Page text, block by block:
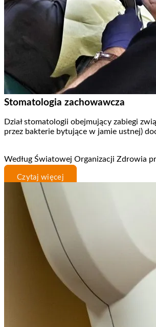
Stomatologia zachowawcza
Dział stomatologii obejmujący zabiegi
przez bakterie bytujące w jamie ustnej)
Według Światowej Organizacji Zdrowia
Czytaj więcej